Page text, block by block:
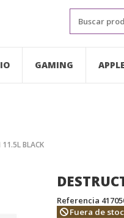
GAMING APPLE
BLACK
Referencia
Fuera de